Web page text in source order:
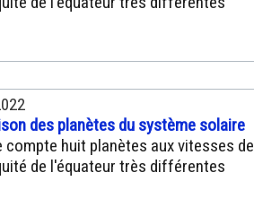
des planètes du système solaire
compte huit planètes aux vitesses de
de l'équateur très différentes